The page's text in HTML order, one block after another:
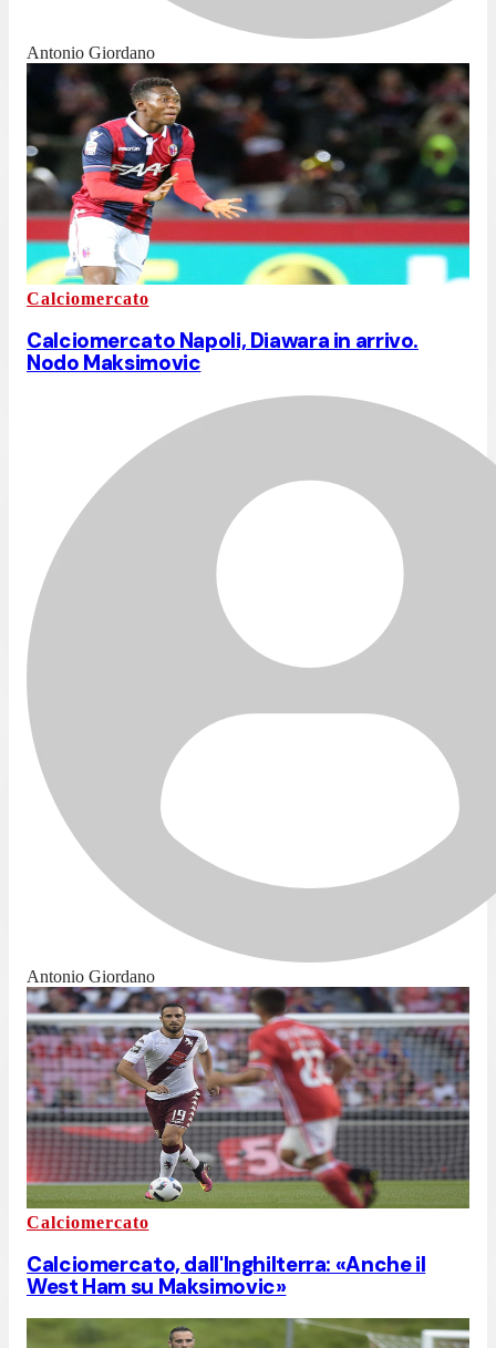
Antonio Giordano
Calciomercato
Calciomercato Napoli, Diawara in arrivo.
Nodo Maksimovic
Antonio Giordano
Calciomercato
Calciomercato, dall'Inghilterra: «Anche il
West Ham su Maksimovic»